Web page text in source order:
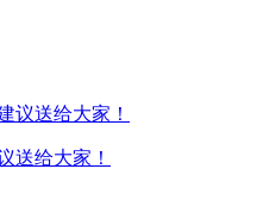
送给大家！